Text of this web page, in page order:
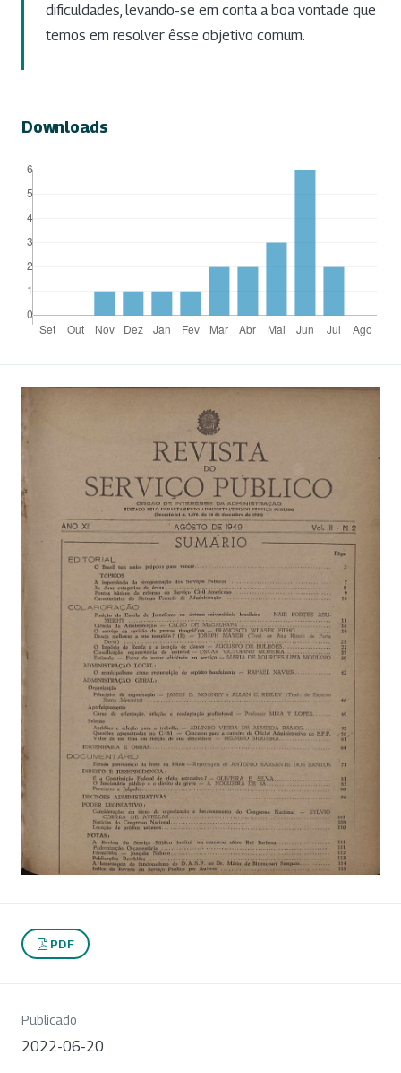
dificuldades, levando-se em conta a boa vontade que
temos em resolver êsse objetivo comum.
Downloads
PDF
Publicado
2022-06-20